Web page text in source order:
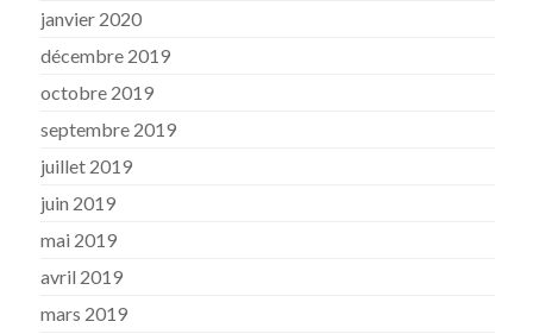
janvier 2020
décembre 2019
octobre 2019
septembre 2019
juillet 2019
juin 2019
mai 2019
avril 2019
mars 2019